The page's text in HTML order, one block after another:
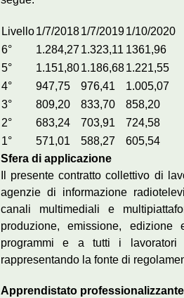
Livello1/7/20181/7/20191/10/2020
6°
1.284,27 1.323,11 1361,96
5°
1.151,801.186,681.221,55
4°
947,75 976,41
1.005,07
3°
809,20 833,70
858,20
2°
683,24 703,91
724,58
1°
571,01 588,27
605,54
Sfera di applicazione
Il presente contratto collettivo di
agenzie di informazione
canali multimediali e
produzione, emissione,
programmi e a tutti i lavoratori
rappresentando la fonte di
Apprendistato professionalizzante